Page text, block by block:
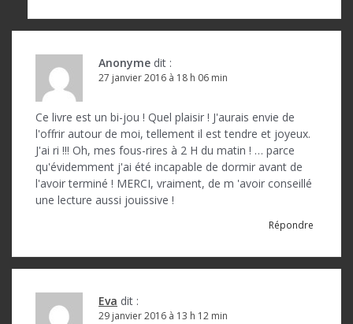
Anonyme dit :
27 janvier 2016 à 18 h 06 min
Ce livre est un bi-jou ! Quel plaisir ! J'aurais envie de
l'offrir autour de moi, tellement il est tendre et joyeux.
J'ai ri !!! Oh, mes fous-rires à 2 H du matin ! … parce
qu'évidemment j'ai été incapable de dormir avant de
l'avoir terminé ! MERCI, vraiment, de m 'avoir conseillé
une lecture aussi jouissive !
Répondre
Eva dit :
29 janvier 2016 à 13 h 12 min